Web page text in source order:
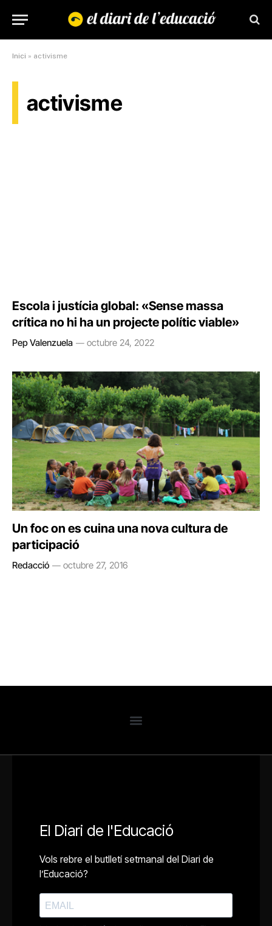
Inici » activisme
activisme
Escola i justícia global: «Sense massa
crítica no hi ha un projecte polític viable»
Pep Valenzuela octubre 24, 2022
Un foc on es cuina una nova cultura de
participació
Redacció octubre 27, 2016